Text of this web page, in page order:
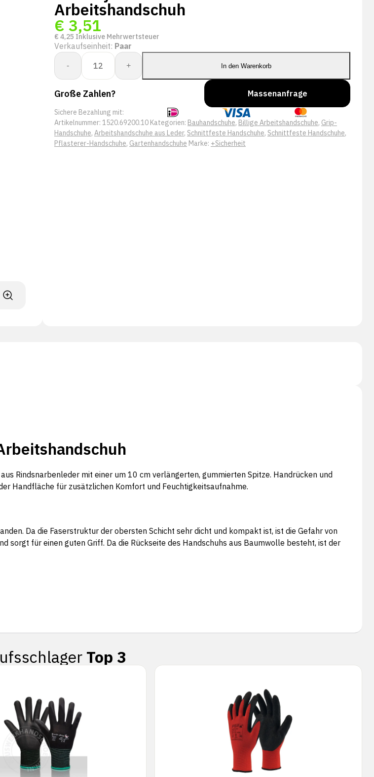
Arbeitshandschuh
€ 3,51
€ 4,25 Inklusive Mehrwertsteuer
Verkaufseinheit: Paar
-
+Safety
200
Leer
Pro
werkhandschoen
Menge
+ In den Warenkorb
Große Zahlen? Massenanfrage
Sichere Bezahlung mit:
Artikelnummer: 1520.69200.10 Kategorien: Bauhandschuhe, Billige Arbeitshandschuhe, Grip-
Handschuhe, Arbeitshandschuhe aus Leder, Schnittfeste Handschuhe, Schnittfeste Handschuhe,
Pflasterer-Handschuhe, Gartenhandschuhe Marke: +Sicherheit
Rindsnarbenleder mit einer um 10 cm verlängerten, gummierten Spitze. Handrücken und
Handfläche für zusätzlichen Komfort und Feuchtigkeitsaufnahme.
Da die Faserstruktur der obersten Schicht sehr dicht und kompakt ist, ist die Gefahr von
sorgt für einen guten Griff. Da die Rückseite des Handschuhs aus Baumwolle besteht, ist der
Top 3